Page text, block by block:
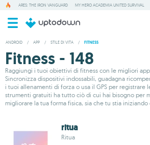
ARES: THE IRON VANGUARD MY HERO ACADEMIA UNITED SURVIVAL
ANDROID / APP / STILE DI VITA / FITNESS
Fitness - 148
Raggiungi i tuoi obiettivi di fitness con le migliori
Sincronizza dispositivi indossabili, guadagna
i tuoi allenamenti di forza o usa il GPS per registrare
strumenti gratuiti ha tutto ciò di cui hai bisogno per
migliorare la tua forma fisica, sia che tu stia
ritua
Ritua